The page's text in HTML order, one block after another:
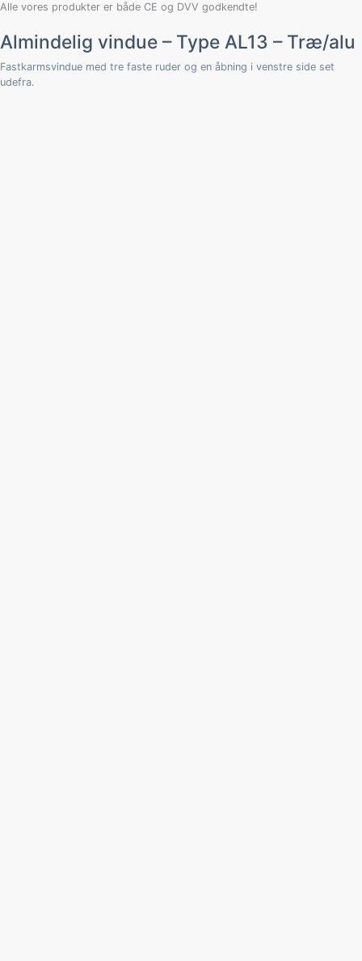
Alle vores produkter er både CE og DVV godkendte!
Almindelig vindue – Type AL13 – Træ/alu
Fastkarmsvindue med tre faste ruder og en åbning i venstre side set
udefra.